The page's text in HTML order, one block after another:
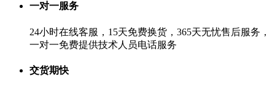
一对一服务
24小时在线客服，15天免费换货，365天无忧售后服务，
一对一免费提供技术人员电话服务
交货期快